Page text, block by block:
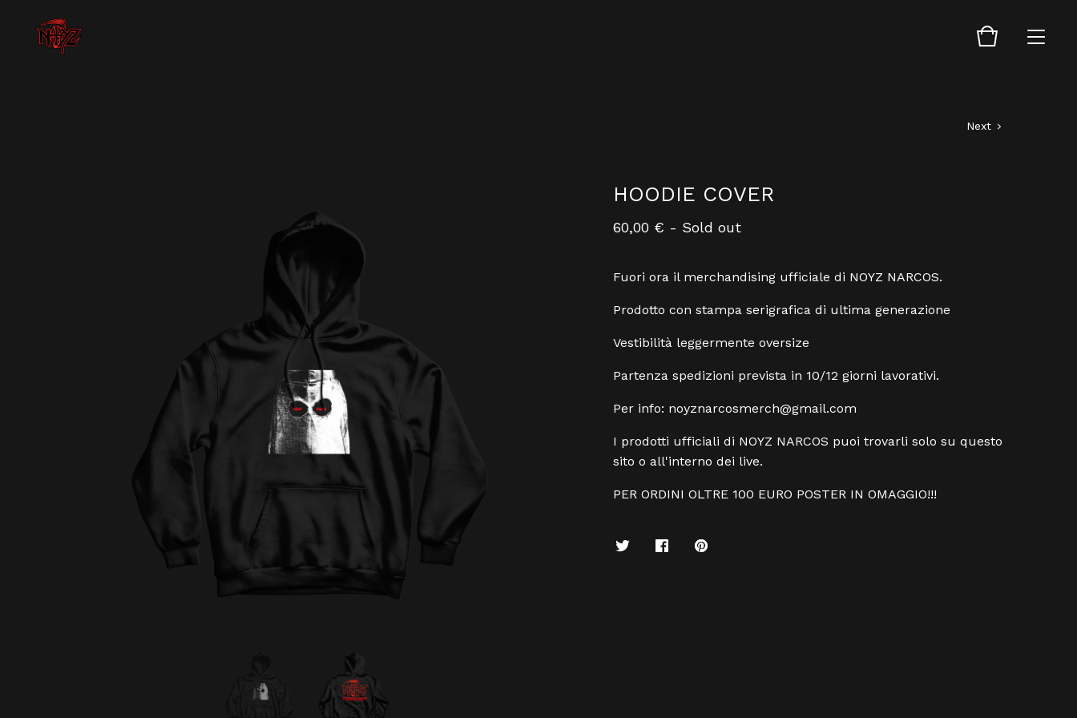
Next
HOODIE COVER
60,00 € - Sold out
Fuori ora il merchandising ufficiale di NOYZ NARCOS.
Prodotto con stampa serigrafica di ultima generazione
Vestibilità leggermente oversize
Partenza spedizioni prevista in 10/12 giorni lavorativi.
Per info: noyznarcosmerch@gmail.com
I prodotti ufficiali di NOYZ NARCOS puoi trovarli solo su questo
sito o all'interno dei live.
PER ORDINI OLTRE 100 EURO POSTER IN OMAGGIO!!!